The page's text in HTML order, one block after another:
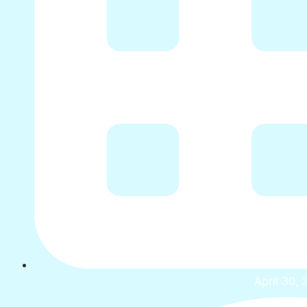
April 30,